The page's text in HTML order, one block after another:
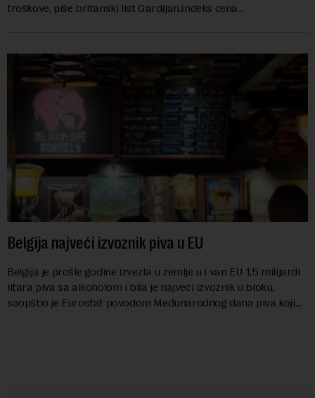
troškove, piše britanski list Gardijan.Indeks cena
Belgija najveći izvoznik piva u EU
Belgija je prošle godine izvezla u zemlje u i van EU 1,5 milijardi
litara piva sa alkoholom i bila je najveći izvoznik u bloku,
saopštio je Eurostat povodom Međunarodnog dana piva koji